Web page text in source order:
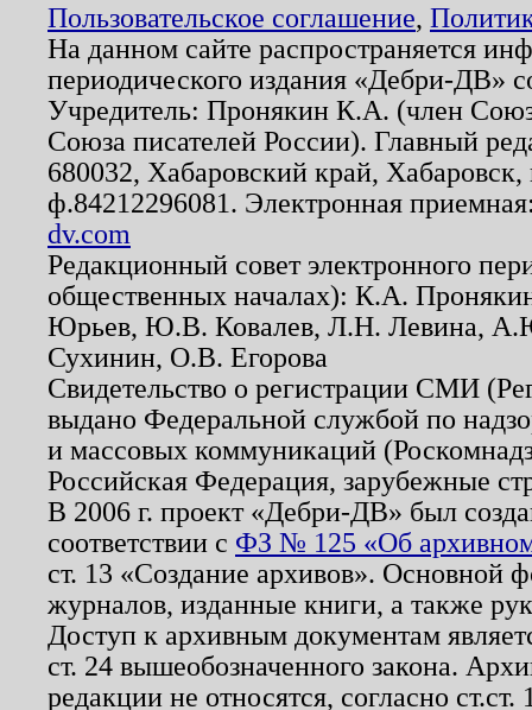
Пользовательское соглашение,
На данном сайте распространяется
периодического издания «Дебри-ДВ»
Учредитель: Пронякин К.А. (член
Союза писателей России). Главный
680032, Хабаровский край,
ф.84212296081. Электронная
dv.com
Редакционный совет электронного
общественных началах): К.А.
Юрьев, Ю.В. Ковалев, Л.Н. Левина,
Сухинин, О.В. Егорова
Свидетельство о регистрации СМИ
выдано Федеральной службой по
и массовых коммуникаций
Российская Федерация, зарубежные
В 2006 г. проект «Дебри-ДВ» был
соответствии с ФЗ № 125 «Об
ст. 13 «Создание архивов». Основной
журналов, изданные книги, а также
Доступ к архивным документам
ст. 24 вышеобозначенного закона.
редакции не относятся, согласно